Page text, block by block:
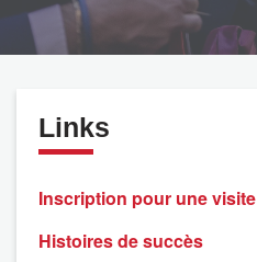
Links
Inscription pour une visite
Histoires de succès